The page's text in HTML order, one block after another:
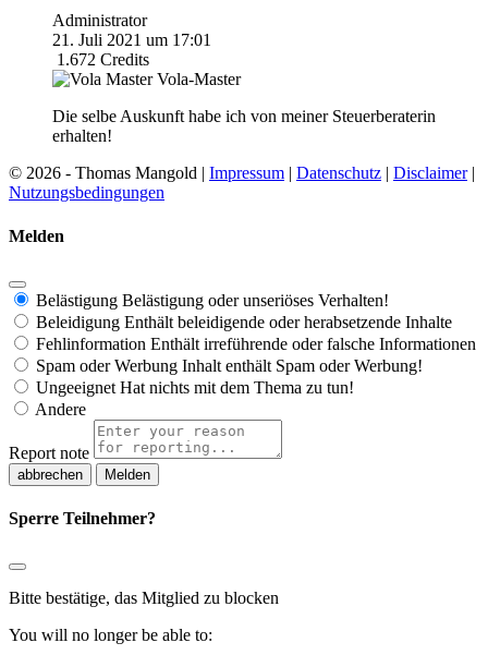
Administrator
21. Juli 2021 um 17:01
1.672 Credits
Vola-Master
Die selbe Auskunft habe ich von meiner Steuerberaterin
erhalten!
© 2026 - Thomas Mangold | Impressum | Datenschutz | Disclaimer|
Nutzungsbedingungen
Melden
Belästigung Belästigung oder unseriöses Verhalten!
Beleidigung Enthält beleidigende oder herabsetzende Inhalte
Fehlinformation Enthält irreführende oder falsche Informationen
Spam oder Werbung Inhalt enthält Spam oder Werbung!
Ungeeignet Hat nichts mit dem Thema zu tun!
Andere
Report note
Melden
Sperre Teilnehmer?
Bitte bestätige, das Mitglied zu blocken
You will no longer be able to: